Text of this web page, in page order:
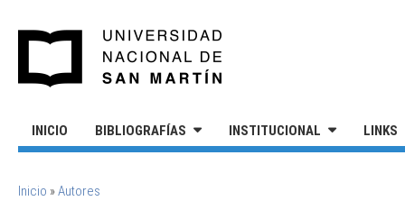
INICIO BIBLIOGRAFÍAS INSTITUCIONAL LINKS
SE ENCUENTRA USTED AQUÍ
Inicio »Autores